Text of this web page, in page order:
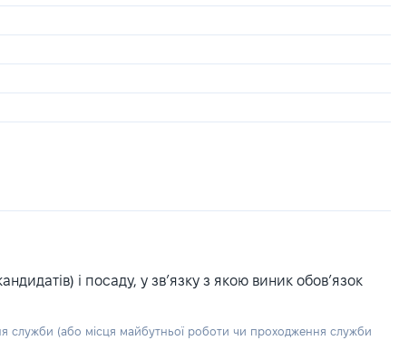
і посаду, у зв’язку з якою виник обов’язок
служби (або місця майбутньої роботи чи проходження служби